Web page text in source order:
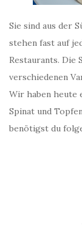
Sie sind aus der
stehen fast auf
Restaurants. Die
verschiedenen
Wir haben heute
Spinat und
benötigst du